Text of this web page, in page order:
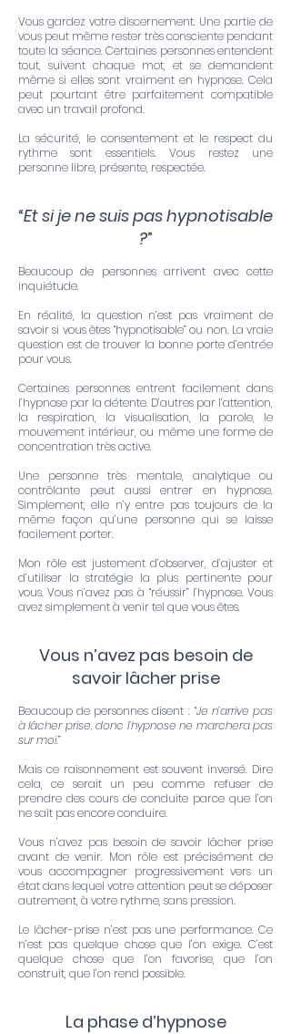
Vous gardez votre discernement. Une partie de
vous peut même rester très consciente pendant
toute la séance. Certaines personnes entendent
tout, suivent chaque mot, et se demandent
même si elles sont vraiment en hypnose. Cela
peut pourtant être parfaitement compatible
avec un travail profond.
La sécurité, le consentement et le respect du
rythme sont essentiels. Vous restez une
personne libre, présente, respectée.
“Et si je ne suis pas hypnotisable
?”
Beaucoup de personnes arrivent avec cette
inquiétude.
En réalité, la question n’est pas vraiment de
savoir si vous êtes “hypnotisable” ou non. La vraie
question est de trouver la bonne porte d’entrée
pour vous.
Certaines personnes entrent facilement dans
l’hypnose par la détente. D’autres par l’attention,
la respiration, la visualisation, la parole, le
mouvement intérieur, ou même une forme de
concentration très active.
Une personne très mentale, analytique ou
contrôlante peut aussi entrer en hypnose.
Simplement, elle n’y entre pas toujours de la
même façon qu’une personne qui se laisse
facilement porter.
Mon rôle est justement d’observer, d’ajuster et
d’utiliser la stratégie la plus pertinente pour
vous. Vous n’avez pas à “réussir” l’hypnose. Vous
avez simplement à venir tel que vous êtes.
Vous n’avez pas besoin de
savoir lâcher prise
Beaucoup de personnes disent : “Je n’arrive pas
à lâcher prise, donc l’hypnose ne marchera pas
sur moi.”
Mais ce raisonnement est souvent inversé. Dire
cela, ce serait un peu comme refuser de
prendre des cours de conduite parce que l’on
ne sait pas encore conduire.
Vous n’avez pas besoin de savoir lâcher prise
avant de venir. Mon rôle est précisément de
vous accompagner progressivement vers un
état dans lequel votre attention peut se déposer
autrement, à votre rythme, sans pression.
Le lâcher-prise n’est pas une performance. Ce
n’est pas quelque chose que l’on exige. C’est
quelque chose que l’on favorise, que l’on
construit, que l’on rend possible.
La phase d’hypnose